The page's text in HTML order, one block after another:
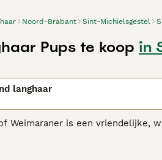
Noord-Brabant Sint-Michielsgestel
Pups te koop in
langhaar
Weimaraner is een